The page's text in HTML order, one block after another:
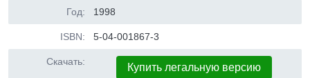
Год: 1998
ISBN: 5-04-001867-3
Скачать: Купить легальную версию